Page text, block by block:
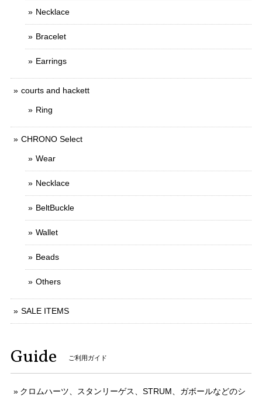
Necklace
Bracelet
Earrings
courts and hackett
Ring
CHRONO Select
Wear
Necklace
BeltBuckle
Wallet
Beads
Others
SALE ITEMS
Guide ご利用ガイド
クロムハーツ、スタンリーゲス、STRUM、ガボールなどのシ